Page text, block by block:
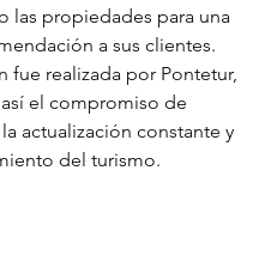
las propiedades para una
a sus clientes.
fue realizada por Pontetur,
el compromiso de
actualización constante y
del turismo.